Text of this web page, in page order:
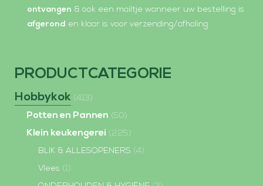
ontvangen & ook een mailtje wanneer uw bestelling is
afgerond en klaar is voor verzending/afhaling.
PRODUCTCATEGORIE
Hobbykok (413)
Potten en Pannen (50)
Klein keukengerei (225)
BLIK & ALLESOPENERS (4)
Vlees (1)